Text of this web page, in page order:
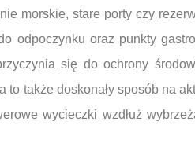
morskie, stare porty czy
odpoczynku oraz punkty
się do ochrony
także doskonały sposób na
wycieczki wzdłuż